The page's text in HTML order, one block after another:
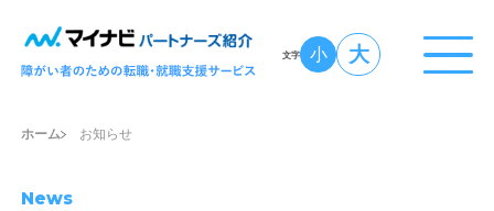
文字 小 大
ホーム お知らせ
News